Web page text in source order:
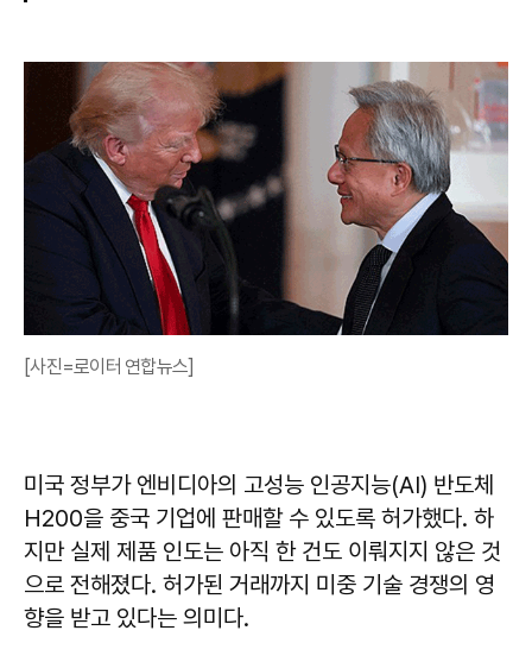
[사진=로이터 연합뉴스]
미국 정부가 엔비디아의 고성능 인공지능(AI) 반도체
H200을 중국 기업에 판매할 수 있도록 허가했다. 하
지만 실제 제품 인도는 아직 한 건도 이뤄지지 않은 것
으로 전해졌다. 허가된 거래까지 미중 기술 경쟁의 영
향을 받고 있다는 의미다.